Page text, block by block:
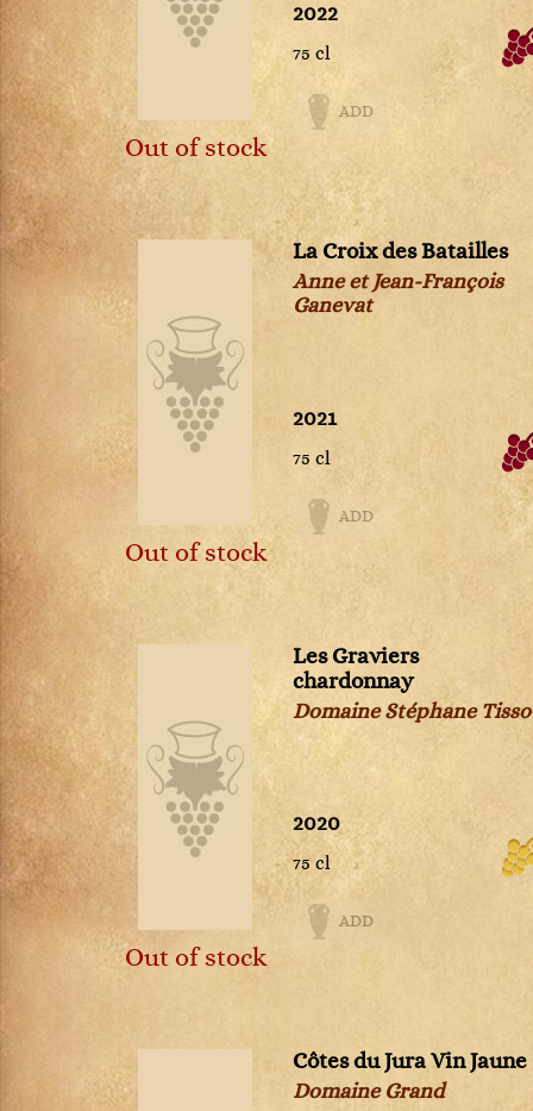
Crozes-Hermitage
Dolcetto d'Alba
Dom Pérignon
Fixin
Génépi
Gevrey-Chambertin
Gewurztraminer
Gigondas
Hermitage
Jurançon
Ladoix
Langenberg
Limoncello
Mercurey
Meursault
Montepulciano d'Abruzzo
Moulin-à-Vent
Muscadet
Musigny
Nebbiolo d'Alba
Pauillac
Pernand-Vergelesses
Pessac-Léognan
Petit Chablis
Pomerol
Pommard
Pouilly-Fuissé
Pouilly-sur-Loire
Out of stock
2022
75 cl
ADD
Out of stock
La Croix des Batailles
Anne et Jean-François
Ganevat
2021
75 cl
ADD
Out of stock
Les Graviers
chardonnay
Domaine Stéphane
2020
75 cl
ADD
Côtes du Jura Vin Jaune
Domaine Grand